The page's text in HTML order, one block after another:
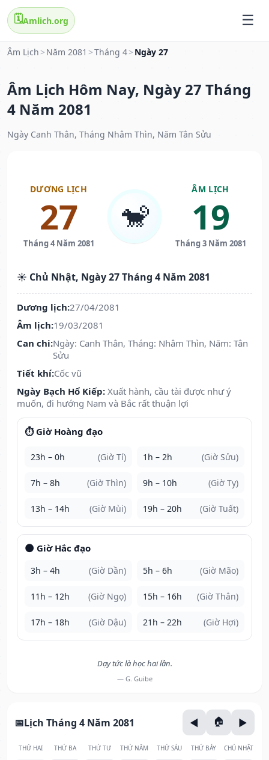
🗓️Amlich.org
Âm Lịch > Năm 2081 >Tháng 4> Ngày 27
Âm Lịch Hôm Nay, Ngày 27 Tháng
4 Năm 2081
Ngày Canh Thân, Tháng Nhâm Thìn, Năm Tân Sửu
DƯƠNG LỊCH
27
Tháng 4 Năm 2081
🐒
ÂM LỊCH
19
Tháng 3 Năm 2081
☀️ Chủ Nhật, Ngày 27 Tháng 4 Năm 2081
Dương lịch:27/04/2081
Âm lịch:19/03/2081
Can chi:Ngày: Canh Thân, Tháng: Nhâm Thìn, Năm: Tân
Sửu
Tiết khí:Cốc vũ
Ngày Bạch Hổ Kiếp: Xuất hành, cầu tài được như ý
muốn, đi hướng Nam và Bắc rất thuận lợi
⏱️ Giờ Hoàng đạo
23h – 0h (Giờ Tí) 1h – 2h (Giờ Sửu)
7h – 8h (Giờ Thìn) 9h – 10h (Giờ Tỵ)
13h – 14h (Giờ Mùi) 19h – 20h (Giờ Tuất)
🌑 Giờ Hắc đạo
3h – 4h (Giờ Dần) 5h – 6h (Giờ Mão)
11h – 12h (Giờ Ngọ) 15h – 16h (Giờ Thân)
17h – 18h (Giờ Dậu) 21h – 22h (Giờ Hợi)
Dạy tức là học hai lần.
— G. Guibe
Lịch Tháng 4 Năm 2081
THỨ HAI THỨ BA THỨ TƯ THỨ NĂM THỨ SÁU THỨ BẢY CHỦ NHẬT